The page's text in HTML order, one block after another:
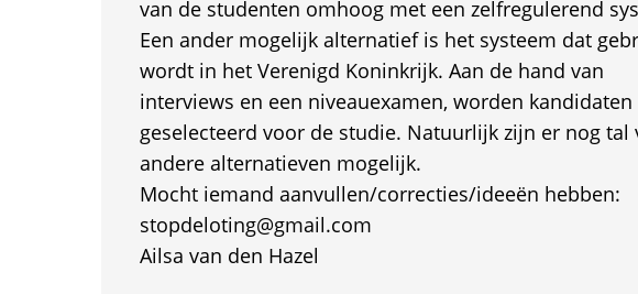
van de studenten omhoog met een zelfregulerend
Een ander mogelijk alternatief is het systeem dat
wordt in het Verenigd Koninkrijk. Aan de hand van
interviews en een niveauexamen, worden kandidaten
geselecteerd voor de studie. Natuurlijk zijn er nog tal
andere alternatieven mogelijk.
Mocht iemand aanvullen/correcties/ideeën hebben:
stopdeloting@gmail.com
Ailsa van den Hazel